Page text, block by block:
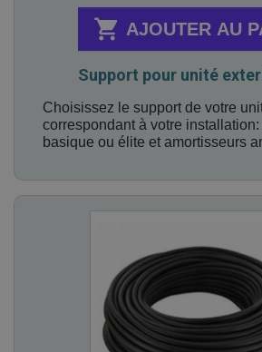
 AJOUTER AU
Support pour unité
Choisissez le support de votre
correspondant à votre
basique ou élite et amortisseurs